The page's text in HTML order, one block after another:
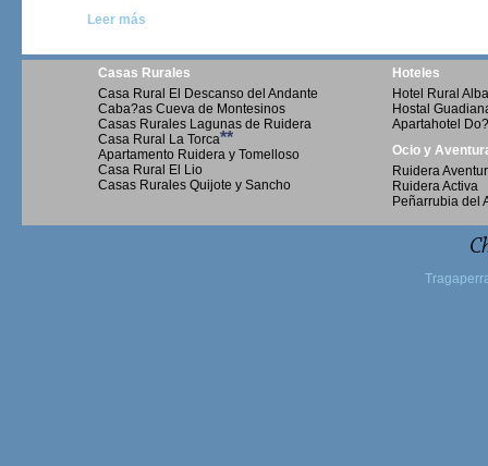
Leer más
Casas Rurales
Casa Rural El Descanso del Andante
Caba?as Cueva de Montesinos
Casas Rurales Lagunas de Ruidera
Casa Rural La Torca**
Apartamento Ruidera y Tomelloso
Casa Rural El Lio
Casas Rurales Quijote y Sancho
Hoteles
Hotel Rural
Hostal
Apartahotel
Ocio y
Ruidera
Ruidera Activa
Peñarrubia del